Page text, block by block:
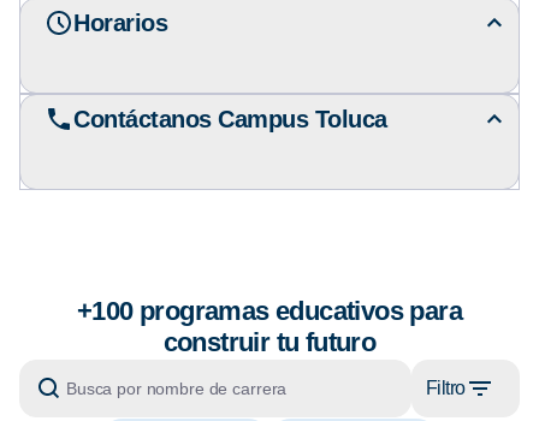
Horarios
Contáctanos Campus Toluca
+100 programas educativos para
construir tu futuro
Filtro